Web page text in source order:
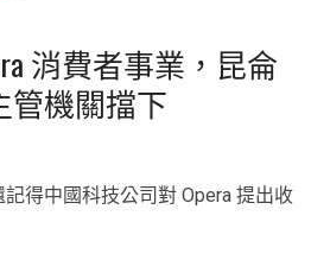
消費者事業，昆侖
管機關擋下
得中國科技公司對 Opera 提出收